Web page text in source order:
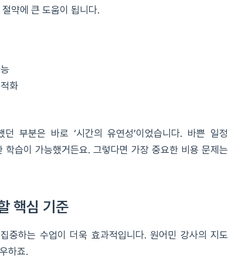
약에 큰 도움이 됩니다.
화
부분은 바로 ‘시간의 유연성’이었습니다. 바쁜 일정
습이 가능했거든요. 그렇다면 가장 중요한 비용 문제는
핵심 기준
중하는 수업이 더욱 효과적입니다. 원어민 강사의 지도
하죠.